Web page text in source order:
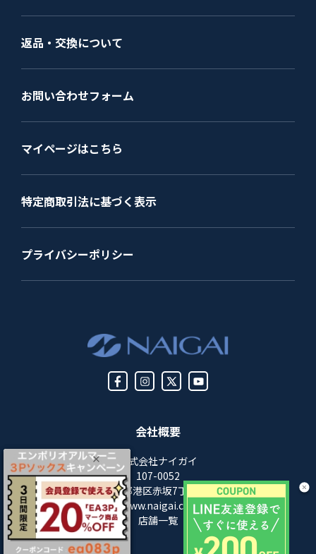
会社概要
株式会社ナイガイ
107-0052
東京都港区赤坂7丁目8-5
https://www.naigai.co.jp/corp/
店舗一覧
返品・交換について
お問い合わせフォーム
マイページはこちら
特定商取引法に基づく表示
プライバシーポリシー